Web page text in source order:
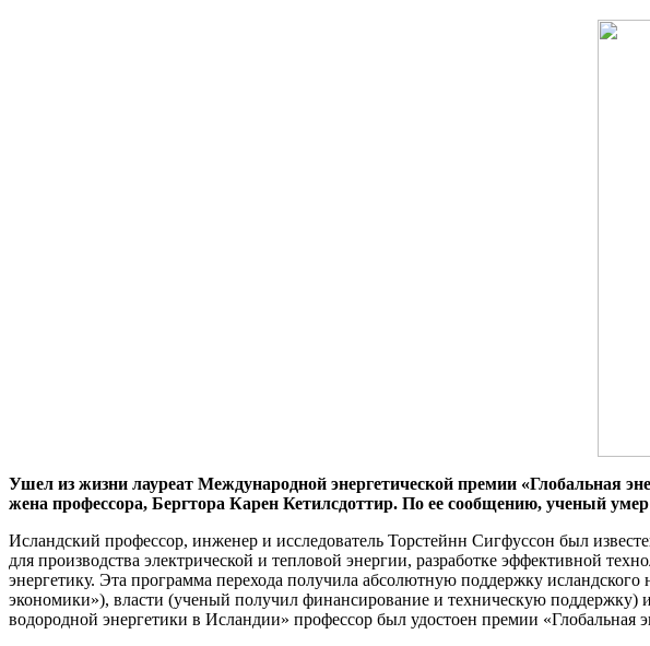
Ушел из жизни лауреат Международной энергетической премии «Глобальная
жена профессора, Бергтора Карен Кетилсдоттир. По ее сообщению, ученый
Исландский профессор, инженер и исследователь Торстейнн Сигфуссон был
для производства электрической и тепловой энергии, разработке эффективной
энергетику. Эта программа перехода получила абсолютную поддержку
экономики»), власти (ученый получил финансирование и техническую поддержку)
водородной энергетики в Исландии» профессор был удостоен премии «Глобальная